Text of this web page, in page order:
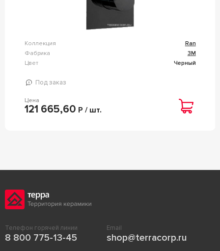
Коллекция
Ran
Фабрика
3M
Цвет
Черный
Под заказ
Цена
121 665,60 Р / шт.
Телефон горячей линии
8 800 775-13-45
Email
shop@terracorp.ru